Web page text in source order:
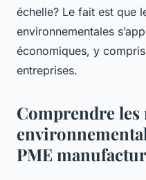
échelle? Le fait est que
environnementales
économiques, y
entreprises.
Comprendre les
PME